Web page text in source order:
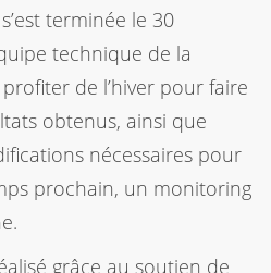
terminée le 30
technique de la
de l’hiver pour faire
obtenus, ainsi que
nécessaires pour
prochain, un monitoring
grâce au soutien de